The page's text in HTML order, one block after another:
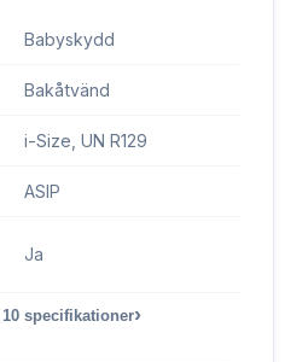
Babyskydd
Bakåtvänd
i-Size, UN R129
ASIP
Ja
10 specifikationer›